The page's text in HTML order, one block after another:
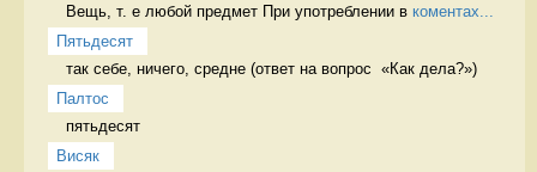
Вещь, т. е любой предмет При употреблении в коментах...
Пятьдесят
так себе, ничего, средне (ответ на вопрос  «Как дела?»)
Палтос
пятьдесят
Висяк